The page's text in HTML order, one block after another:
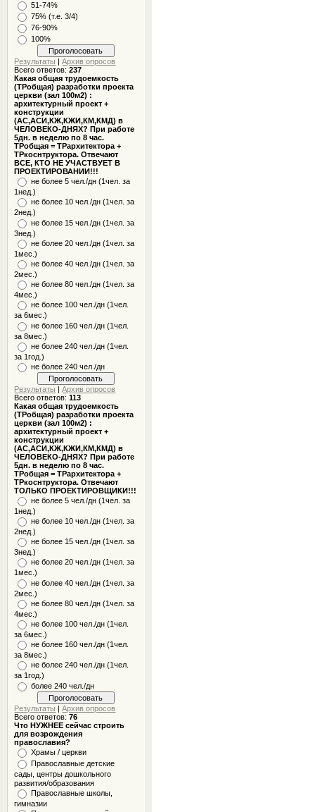
51-74%
75% (т.е. 3/4)
76-90%
100%
Результаты |Архив опросов
Всего ответов:237
Какая общая трудоемкость
(ТРобщая) разработки проекта
церкви (зал 100м2) :
архитектурный проект +
конструкции
(АС,АСИ,КЖ,КЖИ,КМ,КМД) в
ЧЕЛОВЕКО-ДНЯХ? При работе
5дн. в неделю по 8 час.
ТРобщая = ТРархитектора +
ТРкоснтруктора. Отвечают
ВСЕ, КТО НЕ УЧАСТВУЕТ В
ПРОЕКТИРОВАНИИ!!!
не более 5 чел./дн (1чел. за
1нед.)
не более 10 чел./дн (1чел. за
2нед.)
не более 15 чел./дн (1чел. за
3нед.)
не более 20 чел./дн (1чел. за
1мес.)
не более 40 чел./дн (1чел. за
2мес.)
не более 80 чел./дн (1чел. за
4мес.)
не более 100 чел./дн (1чел.
за 6мес.)
не более 160 чел./дн (1чел.
за 8мес.)
не более 240 чел./дн (1чел.
за 1год.)
не более 240 чел./дн
Результаты |Архив опросов
Всего ответов:113
Какая общая трудоемкость
(ТРобщая) разработки проекта
церкви (зал 100м2) :
архитектурный проект +
конструкции
(АС,АСИ,КЖ,КЖИ,КМ,КМД) в
ЧЕЛОВЕКО-ДНЯХ? При работе
5дн. в неделю по 8 час.
ТРобщая = ТРархитектора +
ТРкоснтруктора. Отвечают
ТОЛЬКО ПРОЕКТИРОВЩИКИ!!!
не более 5 чел./дн (1чел. за
1нед.)
не более 10 чел./дн (1чел. за
2нед.)
не более 15 чел./дн (1чел. за
3нед.)
не более 20 чел./дн (1чел. за
1мес.)
не более 40 чел./дн (1чел. за
2мес.)
не более 80 чел./дн (1чел. за
4мес.)
не более 100 чел./дн (1чел.
за 6мес.)
не более 160 чел./дн (1чел.
за 8мес.)
не более 240 чел./дн (1чел.
за 1год.)
более 240 чел./дн
Результаты |Архив опросов
Всего ответов:76
Что НУЖНЕЕ сейчас строить
для возрождения
православия?
Храмы / церкви
Православные детские
сады, центры дошкольного
развития/образования
Православные школы,
гимназии